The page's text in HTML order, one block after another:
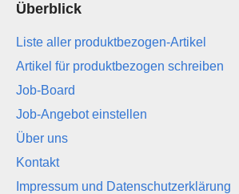
Überblick
Liste aller produktbezogen-Artikel
Artikel für produktbezogen schreiben
Job-Board
Job-Angebot einstellen
Über uns
Kontakt
Impressum und Datenschutzerklärung